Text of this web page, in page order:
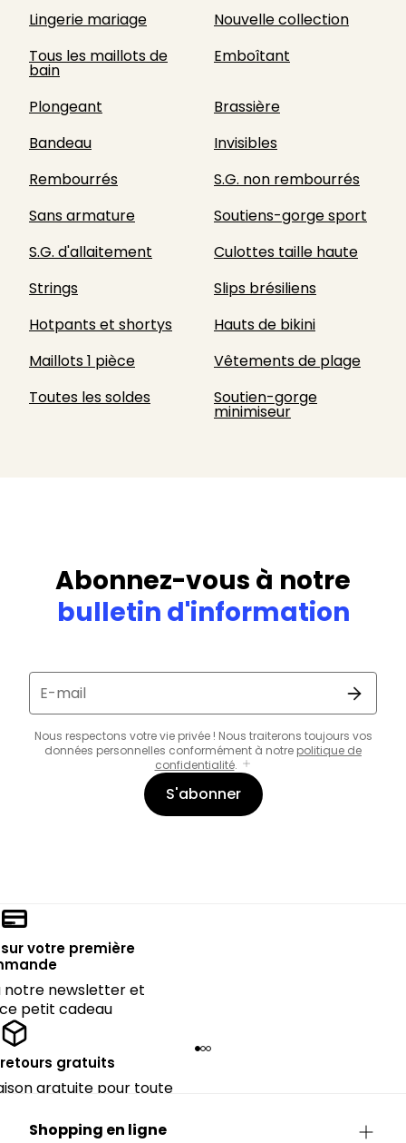
Lingerie mariage
Nouvelle collection
Tous les maillots de
bain
Emboîtant
Plongeant
Brassière
Bandeau
Invisibles
Rembourrés
S.G. non rembourrés
Sans armature
Soutiens-gorge sport
S.G. d'allaitement
Culottes taille haute
Strings
Slips brésiliens
Hotpants et shortys
Hauts de bikini
Maillots 1 pièce
Vêtements de plage
Toutes les soldes
Soutien-gorge
minimiseur
Abonnez-vous à notre
bulletin d'information
E-mail
Nous respectons votre vie privée ! Nous traiterons toujours vos
données personnelles conformément à notre politique de
confidentialité.
S'abonner
votre première
notre newsletter et
petit cadeau
gratuits
gratuite pour toute
Shopping en ligne